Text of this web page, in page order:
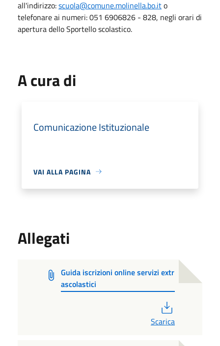
all'indirizzo:scuola@comune.molinella.bo.ito
telefonare ai numeri: 051 6906826 - 828, negli orari di
apertura dello Sportello scolastico.
A cura di
Comunicazione Istituzionale
VAI ALLA PAGINA
Allegati
Guida iscrizioni online servizi extr
ascolastici
Scarica